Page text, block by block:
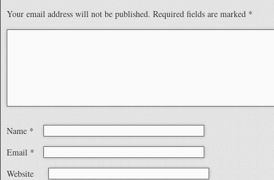
Your email address will not be published. Required fields are marked *
Name *
Email *
Website